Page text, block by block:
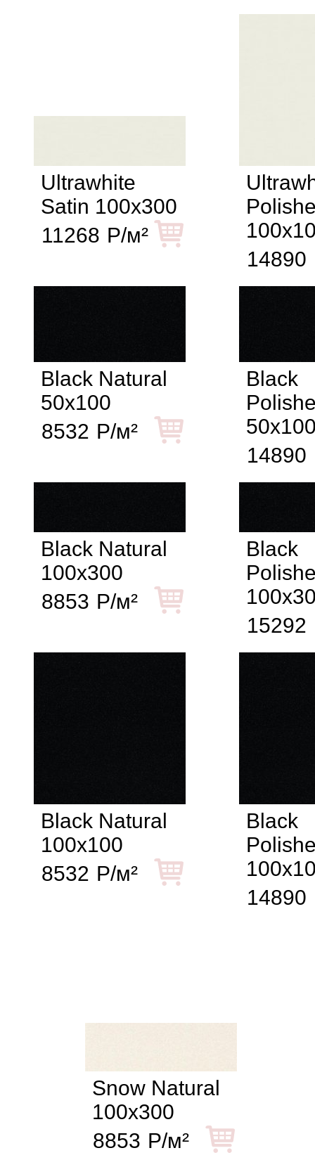
Ultrawhite
Satin 100x300
11268 Р/м²
14890
Black Natural
50x100
8532 Р/м²
Black
14890
Black Natural
100x300
8853 Р/м²
Black
15292
Black Natural
100x100
8532 Р/м²
Black
14890
Snow Natural
100x300
8853 Р/м²